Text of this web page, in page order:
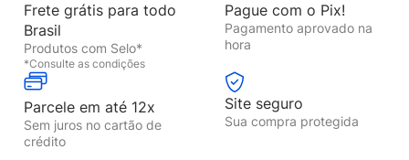
Frete grátis para todo
Brasil
Produtos com Selo*
*Consulte as condições
Pague com o Pix!
Pagamento aprovado na
hora
Parcele em até 12x
Sem juros no cartão de
crédito
Site seguro
Sua compra protegida